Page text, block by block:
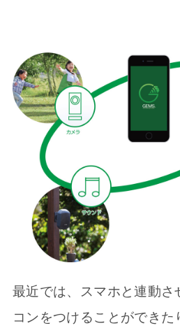
最近では、スマホと連動さ
コンをつけることができ